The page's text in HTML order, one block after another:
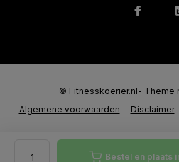
Bestel en plaats
Algemene voorwaarden Disclaimer
© Fitnesskoerier.nl- Theme